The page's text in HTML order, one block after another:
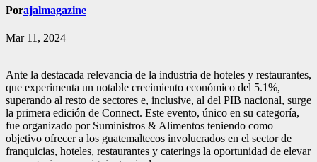
Porajalmagazine
Mar 11, 2024
Ante la destacada relevancia de la industria de hoteles y restaurantes,
que experimenta un notable crecimiento económico del 5.1%,
superando al resto de sectores e, inclusive, al del PIB nacional, surge
la primera edición de Connect. Este evento, único en su categoría,
fue organizado por Suministros & Alimentos teniendo como
objetivo ofrecer a los guatemaltecos involucrados en el sector de
franquicias, hoteles, restaurantes y caterings la oportunidad de elevar